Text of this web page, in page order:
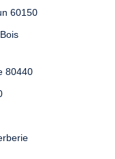
60150
80440